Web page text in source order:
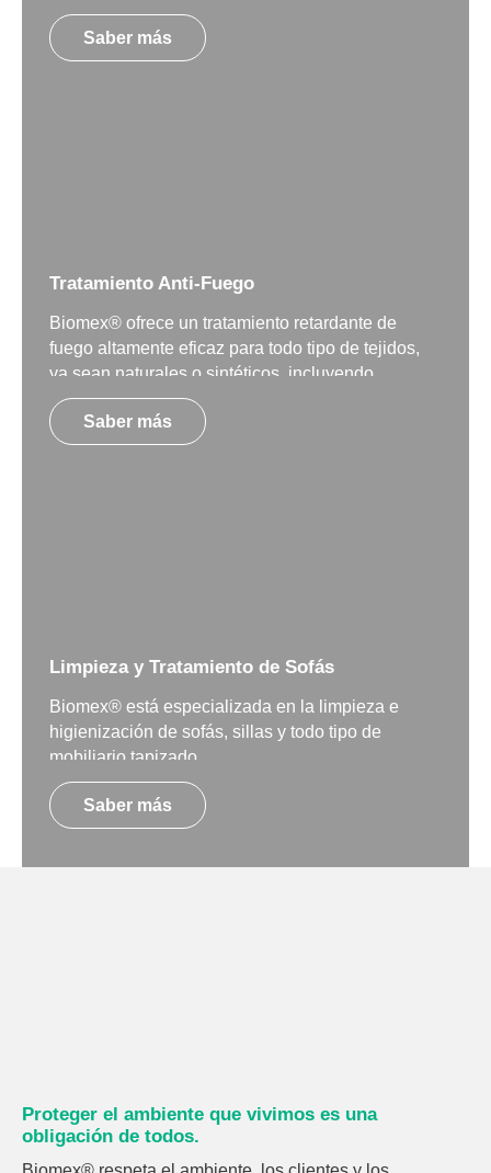
Saber más
Tratamiento Anti-Fuego
Biomex® ofrece un tratamiento retardante de
fuego altamente eficaz para todo tipo de tejidos,
ya sean naturales o sintéticos, incluyendo
tapizados, alfombras y moquetas.
Saber más
Limpieza y Tratamiento de Sofás
Biomex® está especializada en la limpieza e
higienización de sofás, sillas y todo tipo de
mobiliario tapizado.
Saber más
Proteger el ambiente que vivimos es una
obligación de todos.